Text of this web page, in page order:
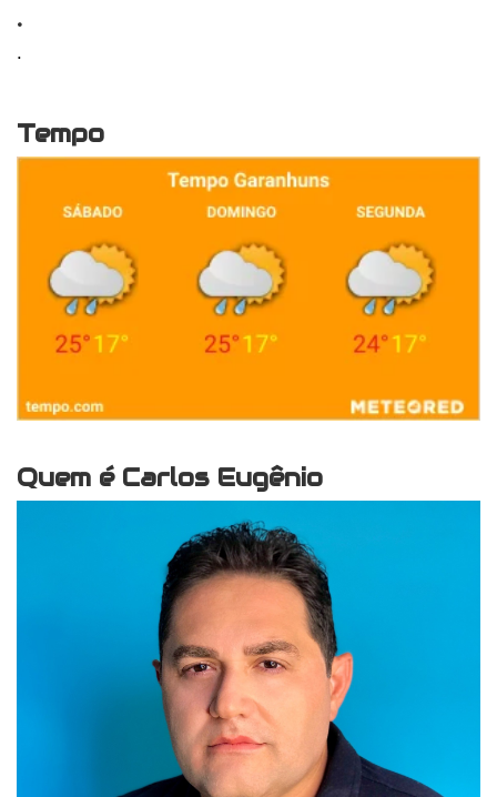
.
.
Tempo
Quem é Carlos Eugênio